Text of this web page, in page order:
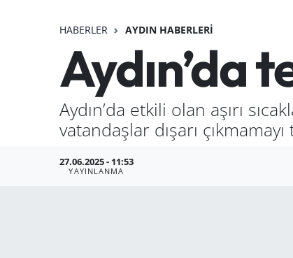
HABERLER AYDIN HABERLERI
Aydın’da
Aydın’da etkili olan aşırı
vatandaşlar dışarı
27.06.2025 - 11:53
YAYINLANMA